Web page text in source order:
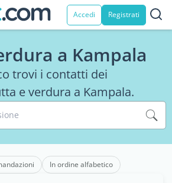
Accedi Registrati
a Kampala
trovi i contatti dei
e verdura a Kampala.
In ordine alfabetico